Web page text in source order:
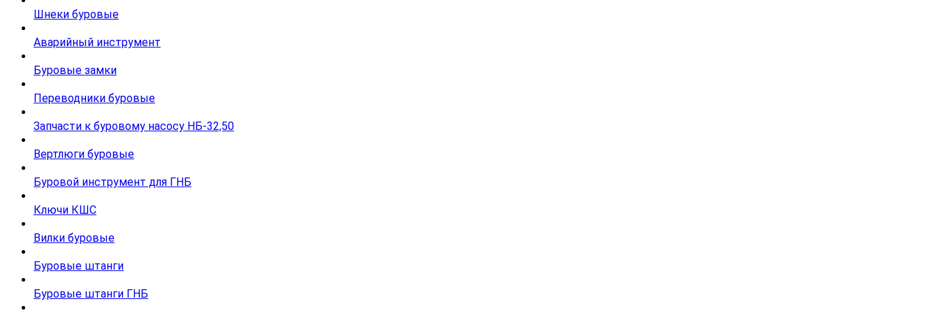
Шнеки буровые
Аварийный инструмент
Буровые замки
Переводники буровые
Запчасти к буровому насосу НБ-32,50
Вертлюги буровые
Буровой инструмент для ГНБ
Ключи КШС
Вилки буровые
Буровые штанги
Буровые штанги ГНБ